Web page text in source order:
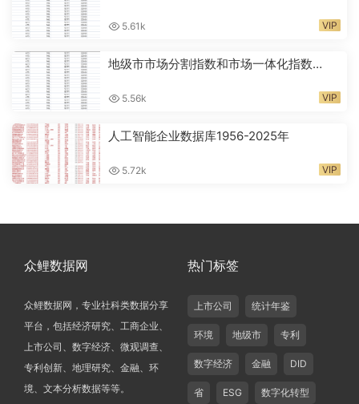
5.61k VIP
地级市市场分割指数和市场一体化指数
5.56k VIP
人工智能企业数据库1956-2025年
5.72k VIP
众鲤数据网
众鲤数据网，专业社科类数据分享
平台，包括经济研究、工商企业、
上市公司、数字经济、微观调查、
专利创新、地理研究、金融、环
境、文本分析数据等等。
热门标签
上市公司 统计年鉴
环境 地级市 专利
数字经济 金融 DID
省 ESG 数字化转型